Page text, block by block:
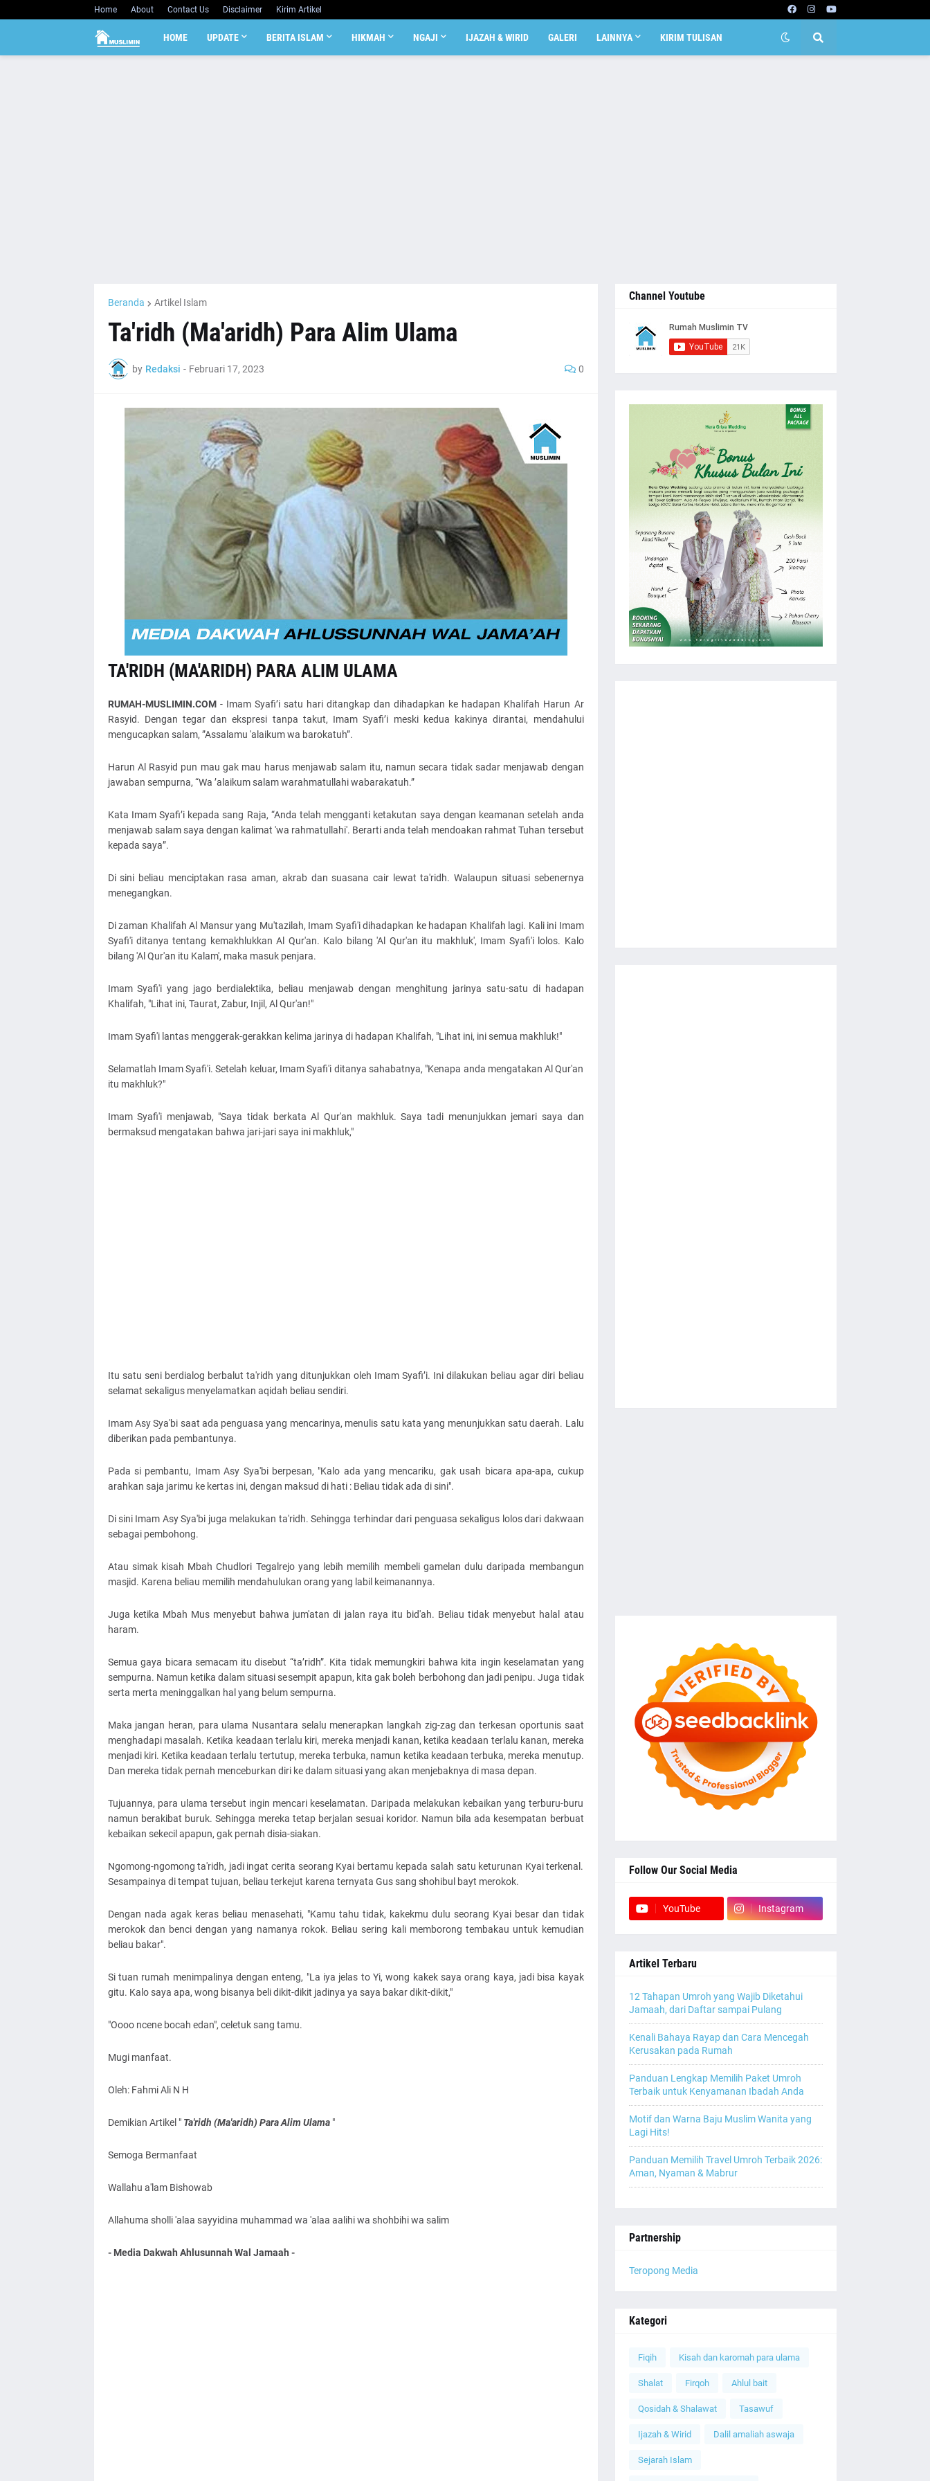
Home About Contact Us Disclaimer Kirim Artikel
HOME UPDATE BERITA ISLAM HIKMAH NGAJI IJAZAH & WIRID GALERI LAINNYA KIRIM TULISAN
Beranda Artikel Islam
Ta'ridh (Ma'aridh) Para Alim Ulama
by Redaksi - Februari 17, 2023 0
TA'RIDH (MA'ARIDH) PARA ALIM ULAMA
RUMAH-MUSLIMIN.COM- Imam Syafi’i satu hari ditangkap dan dihadapkan ke hadapan Khalifah Harun Ar
Rasyid. Dengan tegar dan ekspresi tanpa takut, Imam Syafi’i meski kedua kakinya dirantai, mendahului
mengucapkan salam, ”Assalamu 'alaikum wa barokatuh”.
Harun Al Rasyid pun mau gak mau harus menjawab salam itu, namun secara tidak sadar menjawab dengan
jawaban sempurna, “Wa ’alaikum salam warahmatullahi wabarakatuh.”
Kata Imam Syafi’i kepada sang Raja, “Anda telah mengganti ketakutan saya dengan keamanan setelah anda
menjawab salam saya dengan kalimat 'wa rahmatullahi'. Berarti anda telah mendoakan rahmat Tuhan tersebut
kepada saya”.
Di sini beliau menciptakan rasa aman, akrab dan suasana cair lewat ta'ridh. Walaupun situasi sebenernya
menegangkan.
Di zaman Khalifah Al Mansur yang Mu'tazilah, Imam Syafi'i dihadapkan ke hadapan Khalifah lagi. Kali ini Imam
Syafi'i ditanya tentang kemakhlukkan Al Qur'an. Kalo bilang 'Al Qur'an itu makhluk', Imam Syafi'i lolos. Kalo
bilang 'Al Qur'an itu Kalam', maka masuk penjara.
Imam Syafi'i yang jago berdialektika, beliau menjawab dengan menghitung jarinya satu-satu di hadapan
Khalifah, "Lihat ini, Taurat, Zabur, Injil, Al Qur'an!"
Imam Syafi'i lantas menggerak-gerakkan kelima jarinya di hadapan Khalifah, "Lihat ini, ini semua makhluk!"
Selamatlah Imam Syafi'i. Setelah keluar, Imam Syafi'i ditanya sahabatnya, "Kenapa anda mengatakan Al Qur'an
itu makhluk?"
Imam Syafi'i menjawab, "Saya tidak berkata Al Qur'an makhluk. Saya tadi menunjukkan jemari saya dan
bermaksud mengatakan bahwa jari-jari saya ini makhluk,"
Itu satu seni berdialog berbalut ta'ridh yang ditunjukkan oleh Imam Syafi’i. Ini dilakukan beliau agar diri beliau
selamat sekaligus menyelamatkan aqidah beliau sendiri.
Imam Asy Sya'bi saat ada penguasa yang mencarinya, menulis satu kata yang menunjukkan satu daerah. Lalu
diberikan pada pembantunya.
Pada si pembantu, Imam Asy Sya'bi berpesan, "Kalo ada yang mencariku, gak usah bicara apa-apa, cukup
arahkan saja jarimu ke kertas ini, dengan maksud di hati : Beliau tidak ada di sini".
Di sini Imam Asy Sya'bi juga melakukan ta'ridh. Sehingga terhindar dari penguasa sekaligus lolos dari dakwaan
sebagai pembohong.
Atau simak kisah Mbah Chudlori Tegalrejo yang lebih memilih membeli gamelan dulu daripada membangun
masjid. Karena beliau memilih mendahulukan orang yang labil keimanannya.
Juga ketika Mbah Mus menyebut bahwa jum'atan di jalan raya itu bid'ah. Beliau tidak menyebut halal atau
haram.
Semua gaya bicara semacam itu disebut “ta’ridh”. Kita tidak memungkiri bahwa kita ingin keselamatan yang
sempurna. Namun ketika dalam situasi sesempit apapun, kita gak boleh berbohong dan jadi penipu. Juga tidak
serta merta meninggalkan hal yang belum sempurna.
Maka jangan heran, para ulama Nusantara selalu menerapkan langkah zig-zag dan terkesan oportunis saat
menghadapi masalah. Ketika keadaan terlalu kiri, mereka menjadi kanan, ketika keadaan terlalu kanan, mereka
menjadi kiri. Ketika keadaan terlalu tertutup, mereka terbuka, namun ketika keadaan terbuka, mereka menutup.
Dan mereka tidak pernah menceburkan diri ke dalam situasi yang akan menjebaknya di masa depan.
Tujuannya, para ulama tersebut ingin mencari keselamatan. Daripada melakukan kebaikan yang terburu-buru
namun berakibat buruk. Sehingga mereka tetap berjalan sesuai koridor. Namun bila ada kesempatan berbuat
kebaikan sekecil apapun, gak pernah disia-siakan.
Ngomong-ngomong ta'ridh, jadi ingat cerita seorang Kyai bertamu kepada salah satu keturunan Kyai terkenal.
Sesampainya di tempat tujuan, beliau terkejut karena ternyata Gus sang shohibul bayt merokok.
Dengan nada agak keras beliau menasehati, "Kamu tahu tidak, kakekmu dulu seorang Kyai besar dan tidak
merokok dan benci dengan yang namanya rokok. Beliau sering kali memborong tembakau untuk kemudian
beliau bakar".
Si tuan rumah menimpalinya dengan enteng, "La iya jelas to Yi, wong kakek saya orang kaya, jadi bisa kayak
gitu. Kalo saya apa, wong bisanya beli dikit-dikit jadinya ya saya bakar dikit-dikit,"
"Oooo ncene bocah edan", celetuk sang tamu.
Mugi manfaat.
Oleh: Fahmi Ali N H
Demikian Artikel " Ta'ridh (Ma'aridh) Para Alim Ulama "
Semoga Bermanfaat
Wallahu a'lam Bishowab
Allahuma sholli 'alaa sayyidina muhammad wa 'alaa aalihi wa shohbihi wa salim
- Media Dakwah Ahlusunnah Wal Jamaah -
Channel Youtube
Follow Our Social Media
YouTube Instagram
Artikel Terbaru
12 Tahapan Umroh yang Wajib Diketahui
Jamaah, dari Daftar sampai Pulang
Kenali Bahaya Rayap dan Cara Mencegah
Kerusakan pada Rumah
Panduan Lengkap Memilih Paket Umroh
Terbaik untuk Kenyamanan Ibadah Anda
Motif dan Warna Baju Muslim Wanita yang
Lagi Hits!
Panduan Memilih Travel Umroh Terbaik 2026:
Aman, Nyaman & Mabrur
Partnership
Teropong Media
Kategori
Fiqih Kisah dan karomah para ulama
Shalat Firqoh Ahlul bait
Qosidah & Shalawat Tasawuf
Ijazah & Wirid Dalil amaliah aswaja
Sejarah Islam